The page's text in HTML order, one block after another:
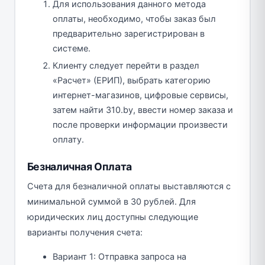
Для использования данного метода
оплаты, необходимо, чтобы заказ был
предварительно зарегистрирован в
системе.
Клиенту следует перейти в раздел
«Расчет» (ЕРИП), выбрать категорию
интернет-магазинов, цифровые сервисы,
затем найти 310.by, ввести номер заказа и
после проверки информации произвести
оплату.
Безналичная Оплата
Счета для безналичной оплаты выставляются с
минимальной суммой в 30 рублей. Для
юридических лиц доступны следующие
варианты получения счета:
Вариант 1: Отправка запроса на